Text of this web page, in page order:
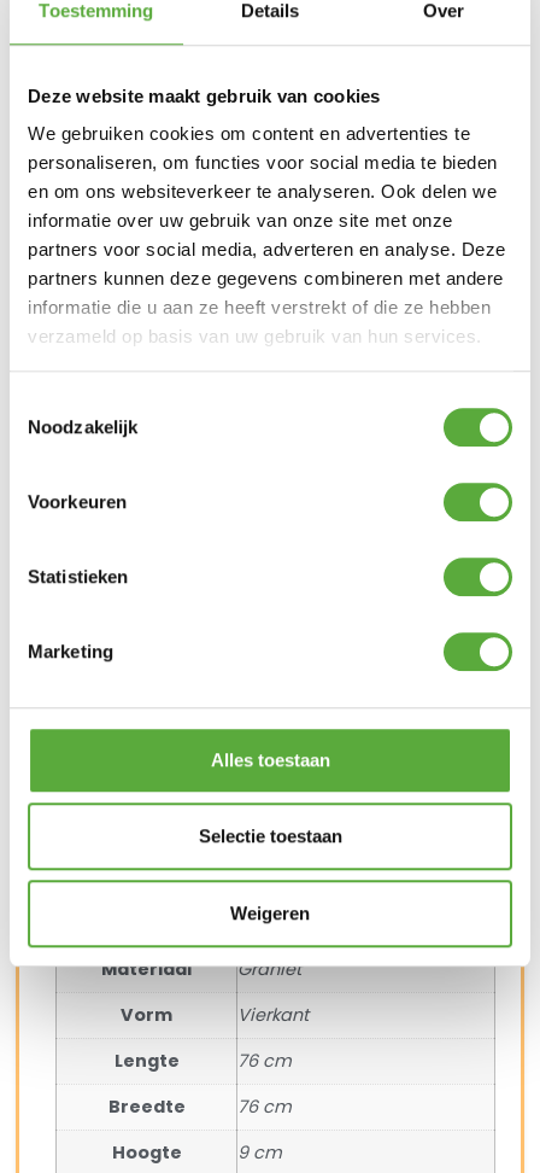
Toestemming Details Over
Deze website maakt gebruik van cookies
We gebruiken cookies om content en advertenties te
personaliseren, om functies voor social media te bieden
en om ons websiteverkeer te analyseren. Ook delen we
informatie over uw gebruik van onze site met onze
partners voor social media, adverteren en analyse. Deze
partners kunnen deze gegevens combineren met andere
informatie die u aan ze heeft verstrekt of die ze hebben
verzameld op basis van uw gebruik van hun services.
Noodzakelijk
Voorkeuren
Statistieken
Marketing
Alles toestaan
Selectie toestaan
Weigeren
849,00
met ons opnemen. Onderdeel dat niet op
voorraad is:
Gratis verzending vanaf €250,-*
Achteraf betalen mogelijk
Snelle verzending & levering aan huis
Kopersbescherming met Trusted Shops
CategorieënParasols ,Zweefparasols
Merk:Platinum Casual Living
Kleur
Materiaal 2
Platinum Sun & Shade Zweefparasolvoet
Milano 90kg Graniet
Merk
Platinum
Zwart
Materiaal
Graniet
Vorm
Vierkant
Lengte
76 cm
Breedte
76 cm
Hoogte
9 cm